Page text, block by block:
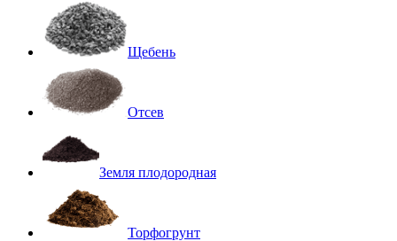
Щебень
Отсев
Земля плодородная
Торфогрунт